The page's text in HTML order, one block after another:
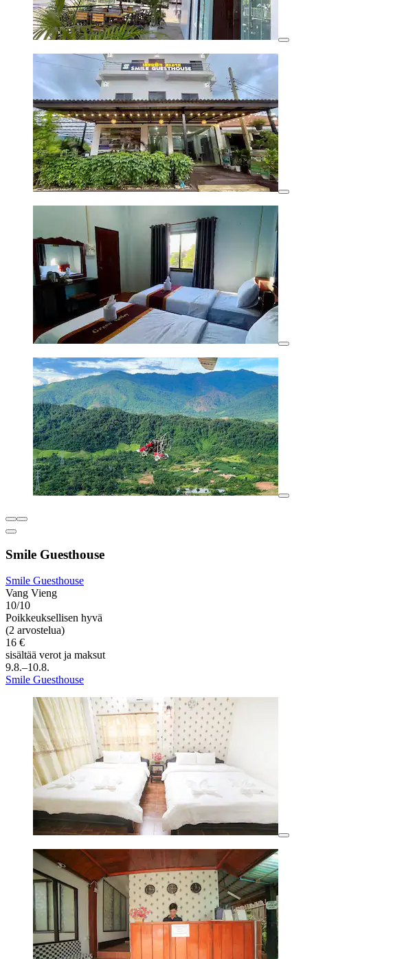
Smile Guesthouse
Smile Guesthouse
Vang Vieng
10/10
Poikkeuksellisen hyvä
(2 arvostelua)
16 €
sisältää verot ja maksut
9.8.–10.8.
Smile Guesthouse